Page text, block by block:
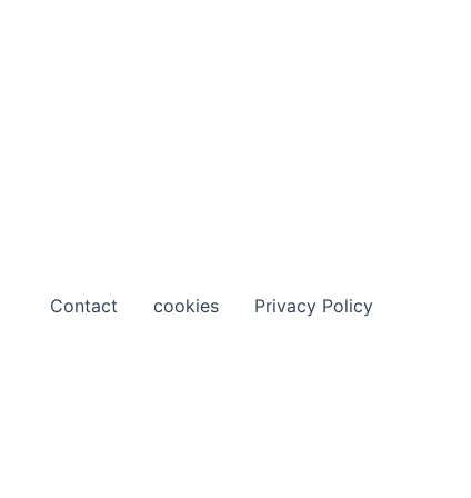
Contact cookies Privacy Policy